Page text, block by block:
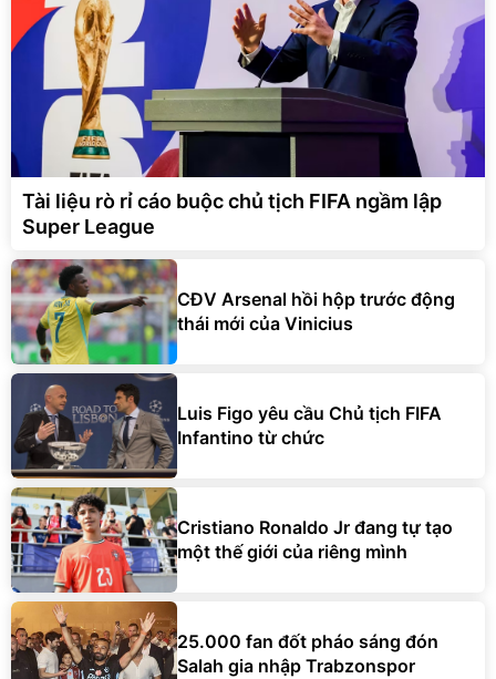
Tài liệu rò rỉ cáo buộc chủ tịch FIFA ngầm lập
Super League
CĐV Arsenal hồi hộp trước động
thái mới của Vinicius
Luis Figo yêu cầu Chủ tịch FIFA
Infantino từ chức
Cristiano Ronaldo Jr đang tự tạo
một thế giới của riêng mình
25.000 fan đốt pháo sáng đón
Salah gia nhập Trabzonspor